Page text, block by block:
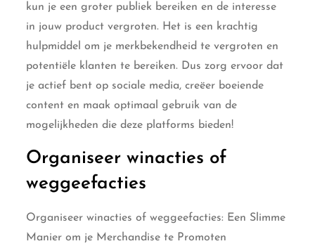
kun je een groter publiek bereiken en de interesse
in jouw product vergroten. Het is een krachtig
hulpmiddel om je merkbekendheid te vergroten en
potentiële klanten te bereiken. Dus zorg ervoor dat
je actief bent op sociale media, creëer boeiende
content en maak optimaal gebruik van de
mogelijkheden die deze platforms bieden!
Organiseer winacties of
weggeefacties
Organiseer winacties of weggeefacties: Een Slimme
Manier om je Merchandise te Promoten